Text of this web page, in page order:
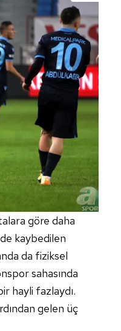
göre daha
kaybedilen
da fiziksel
sahasında
hayli fazlaydı.
gelen üç